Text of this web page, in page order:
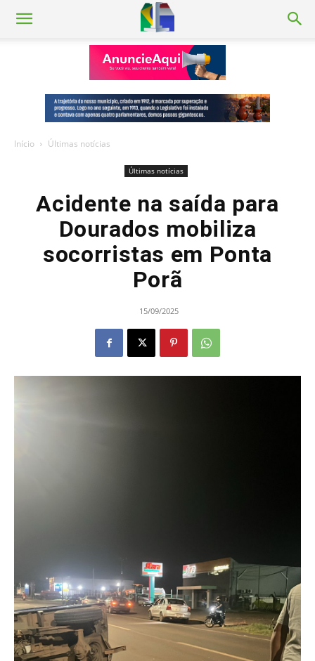
Início Últimas notícias
Últimas notícias
Acidente na saída para
Dourados mobiliza
socorristas em Ponta
Porã
15/09/2025